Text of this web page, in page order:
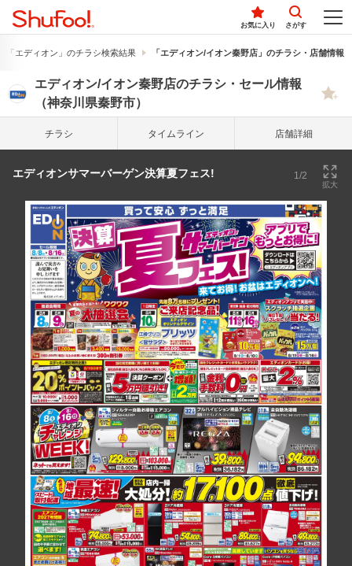
お気に入り さがす
「エディオン」のチラシ検索結果 「エディオン/イオン秦野店」のチラシ・店舗情報
エディオン/イオン秦野店のチラシ・セール情報
（神奈川県秦野市）
チラシ タイム ライン 店舗詳細
エディオンサマーバーゲン決算夏フェス! 1/2
拡大